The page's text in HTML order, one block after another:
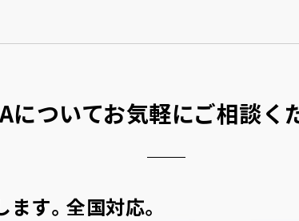
についてお気軽にご相談く
す。 全国対応。